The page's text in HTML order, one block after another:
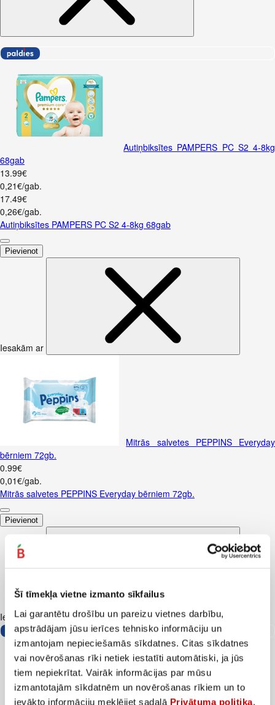
Šī tīmekļa vietne izmanto sīkfailus
Lai garantētu drošību un pareizu vietnes darbību,
apstrādājam jūsu ierīces tehnisko informāciju un
izmantojam nepieciešamās sīkdatnes. Citas sīkdatnes
vai novērošanas rīki netiek iestatīti automātiski, ja jūs
tiem nepiekrītat. Vairāk informācijas par mūsu
izmantotajām sīkdatnēm un novērošanas rīkiem un to
ievākto informāciju meklējiet sadaļā Privātuma politika.
Autiņbiksītes PAMPERS PC S2 4-8kg
68gab
13.99€
0,21€/gab.
17.49€
0,26€/gab.
Autiņbiksītes PAMPERS PC S2 4-8kg 68gab
Pievienot
Iesakām ar
Mitrās salvetes PEPPINS Everyday
bērniem 72gb.
0.99€
0,01€/gab.
Mitrās salvetes PEPPINS Everyday bērniem 72gb.
Pievienot
Iesakām ar